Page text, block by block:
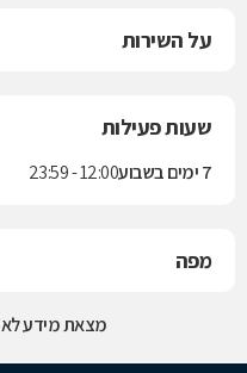
על השירות
שעות פעילות
7 ימים בשבוע 12:00 - 23:59
מפה
מצאת מידע לא